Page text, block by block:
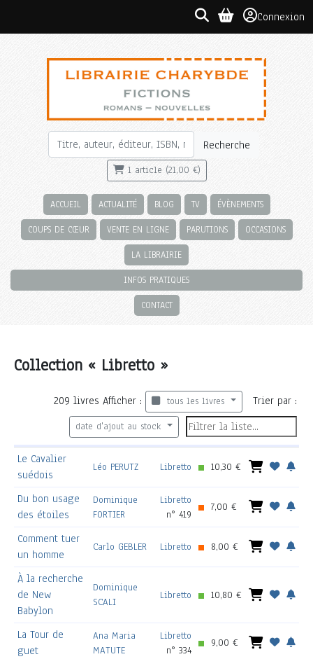
Connexion
Recherche
1 article (21,00 €)
ACCUEIL ACTUALITÉ BLOG TV ÉVÈNEMENTS
COUPS DE CŒUR VENTE EN LIGNE PARUTIONS OCCASIONS
LA LIBRAIRIE
INFOS PRATIQUES
CONTACT
Collection « Libretto »
209 livresAfficher : tous les livres Trier par :
date d'ajout au stock
Le Cavalier
suédois
Léo PERUTZ Libretto 10,30 €
Du bon usage
des étoiles
Dominique
FORTIER
Libretto
n° 419
7,00 €
Comment tuer
un homme
Carlo GEBLER Libretto 8,00 €
À la recherche
de New
Babylon
Dominique
SCALI
Libretto 10,80 €
La Tour de
guet
Ana Maria
MATUTE
Libretto
n° 334
9,00 €